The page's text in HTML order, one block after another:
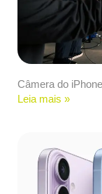
Câmera do
Leia mais »